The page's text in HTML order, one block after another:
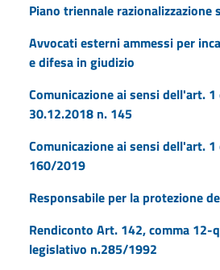
Piano triennale razionalizzazione
Avvocati esterni ammessi per
e difesa in giudizio
Comunicazione ai sensi dell'art. 1
30.12.2018 n. 145
Comunicazione ai sensi dell'art. 1
160/2019
Responsabile per la protezione
Rendiconto Art. 142, comma 12-
legislativo n.285/1992